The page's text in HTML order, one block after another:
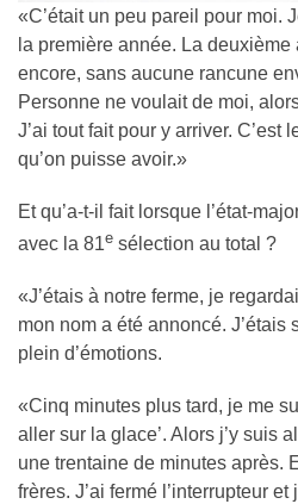
«C’était un peu pareil pour moi.
la première année. La deuxième
encore, sans aucune rancune
Personne ne voulait de moi,
J’ai tout fait pour y arriver. C’est
qu’on puisse avoir.»
Et qu’a-t-il fait lorsque l’état-
avec la 81e sélection au total ?
«J’étais à notre ferme, je
mon nom a été annoncé. J’étais
plein d’émotions.
«Cinq minutes plus tard, je me
aller sur la glace’. Alors j’y suis
une trentaine de minutes après.
frères. J’ai fermé l’interrupteur